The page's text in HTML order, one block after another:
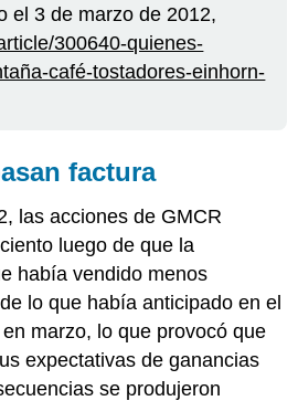
el 3 de marzo de 2012,
300640-quienes-
café-tostadores-einhorn-
factura
las acciones de GMCR
luego de que la
había vendido menos
lo que había anticipado en el
marzo, lo que provocó que
expectativas de ganancias
se produjeron